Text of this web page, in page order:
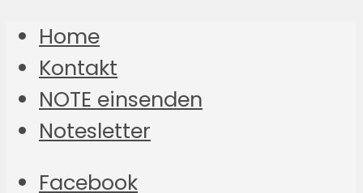
Home
Kontakt
NOTE einsenden
Notesletter
Facebook